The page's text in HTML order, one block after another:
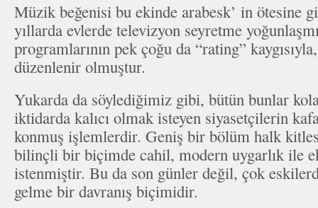
Müzik beğenisi bu ekinde arabesk’ in ötesine
yıllarda evlerde televizyon seyretme
programlarının pek çoğu da “rating”
düzenlenir olmuştur.
Yukarda da söylediğimiz gibi, bütün bunlar
iktidarda kalıcı olmak isteyen siyasetçilerin
konmuş işlemlerdir. Geniş bir bölüm halk
bilinçli bir biçimde cahil, modern uygarlık ile
istenmiştir. Bu da son günler değil, çok
gelme bir davranış biçimidir.